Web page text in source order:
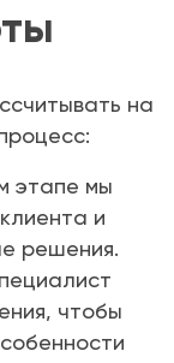
на
этапе мы
и
решения.
чтобы